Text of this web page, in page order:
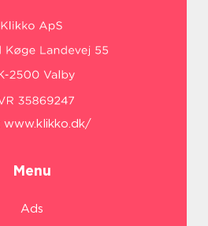
www.klikko.dk/
Menu
Ads